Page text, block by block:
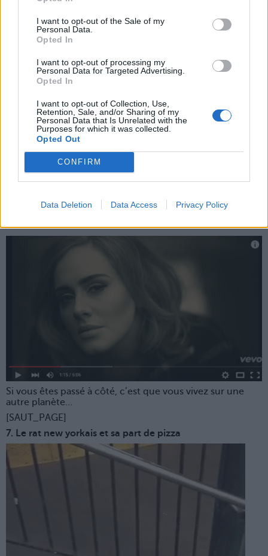
I want to opt-out of the Sale of my
Personal Data.
Opted In
I want to opt-out of processing my
Personal Data for Targeted Advertising.
Opted In
I want to opt-out of Collection, Use,
Retention, Sale, and/or Sharing of my
Personal Data that Is Unrelated with the
Purposes for which it was collected.
Opted Out
CONFIRM
Data Deletion Data Access Privacy Policy
Ou l’art de transformer ses ongles en grosses bulles façon
[SAUT_PAGE]
Si vous êtes passé à côté, c’est que vous vivez sur une
autre planète…
[SAUT_PAGE]
7. Le rat new yorkais et sa part de pizza